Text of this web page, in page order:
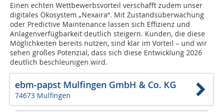
Einen echten Wettbewerbsvorteil verschafft zudem unser
digitales Ökosystem „Nexaira“. Mit Zustandsüberwachung
oder Predictive Maintenance lassen sich Effizienz und
Anlagenverfügbarkeit deutlich steigern. Kunden, die diese
Möglichkeiten bereits nutzen, sind klar im Vorteil – und wir
sehen großes Potenzial, dass sich diese Entwicklung 2026
deutlich beschleunigen wird.
ebm-papst Mulfingen GmbH & Co. KG
74673 Mulfingen